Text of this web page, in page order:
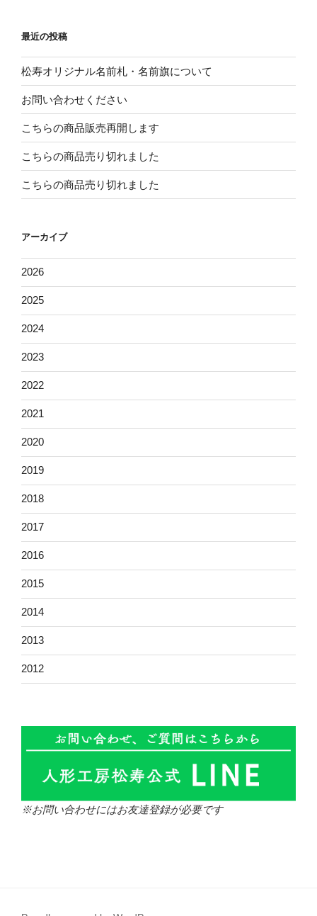
最近の投稿
松寿オリジナル名前札・名前旗について
お問い合わせください
こちらの商品販売再開します
こちらの商品売り切れました
こちらの商品売り切れました
アーカイブ
2026
2025
2024
2023
2022
2021
2020
2019
2018
2017
2016
2015
2014
2013
2012
※お問い合わせにはお友達登録が必要です